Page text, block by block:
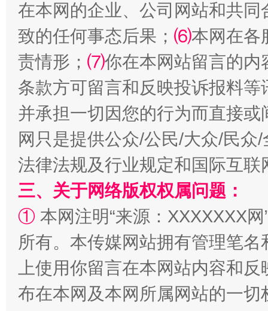
全民健身五年计划来了！等你上场
阿坝州三大球赛在茂县开幕
在本网的企业、公司网站和共
致的任何事态后果； ⑹本网在各
责情形； ⑺你在本网站留言的内
条款方可留言和反映投诉报料
并承担一切因您的行为而直接
网只是提供公众/公民/大众/民
法律法规及行业规定和国际互
三、关于网络版权权属问题：
① 本网注明“来源：XXXXXXX
所有。本传媒网站拥有管理笔
上使用你留言在本网站内容和
布在本网及本网所属网站的一